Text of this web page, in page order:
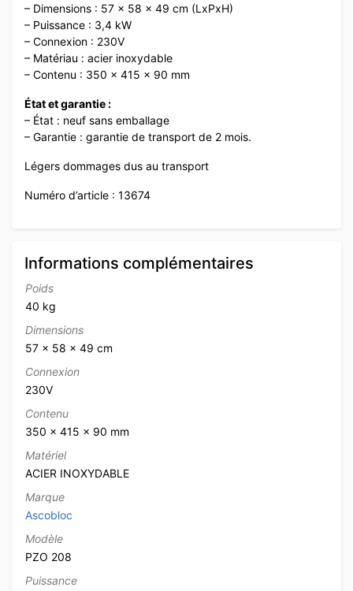
– Dimensions : 57 x 58 x 49 cm (LxPxH)
– Puissance : 3,4 kW
– Connexion : 230V
– Matériau : acier inoxydable
– Contenu : 350 x 415 x 90 mm
État et garantie :
– État : neuf sans emballage
– Garantie : garantie de transport de 2 mois.
Légers dommages dus au transport
Numéro d’article : 13674
Informations complémentaires
Poids
40 kg
Dimensions
57 × 58 × 49 cm
Connexion
230V
Contenu
350 x 415 x 90 mm
Matériel
ACIER INOXYDABLE
Marque
Ascobloc
Modèle
PZO 208
Puissance